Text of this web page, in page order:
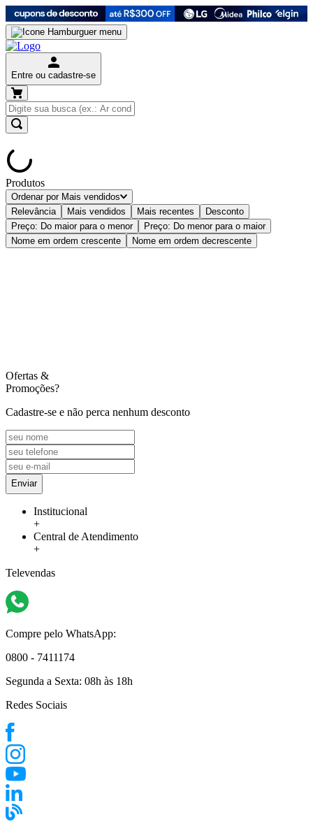
Entre ou cadastre-se
Produtos
Ordenar por Mais vendidos
Relevância
Mais vendidos Mais recentes
Desconto
Preço: Do maior para o menor
Preço: Do menor para o maior
Nome em ordem crescente
Nome em ordem decrescente
Ofertas &
Promoções?
Cadastre-se e não perca nenhum desconto
Enviar
Institucional
+
Central de Atendimento
+
Televendas
Compre pelo WhatsApp:
0800 - 7411174
Segunda a Sexta: 08h às 18h
Redes Sociais